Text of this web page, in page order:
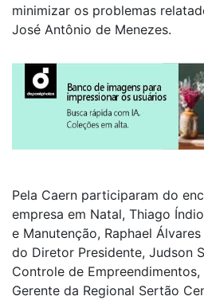
minimizar os problemas
José Antônio de Menezes.
Pela Caern participaram do
empresa em Natal, Thiago
e Manutenção, Raphael
do Diretor Presidente, Judson
Controle de
Gerente da Regional Sertão